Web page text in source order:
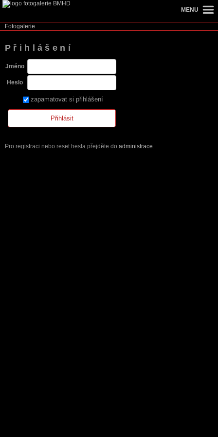
Fotogalerie
Přihlášení
Jméno
Heslo
zapamatovat si přihlášení
Pro registraci nebo reset hesla přejděte do administrace.
MENU